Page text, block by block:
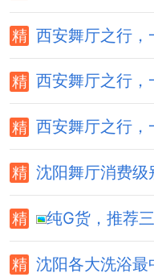
西安舞厅之行，
西安舞厅之行，
西安舞厅之行，
沈阳舞厅消费级
纯G货，推荐
沈阳各大洗浴